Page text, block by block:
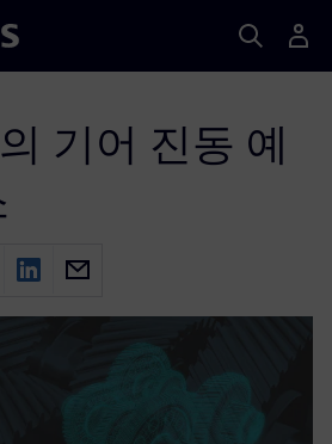
기어 진동 예